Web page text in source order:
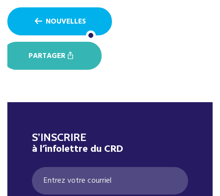
NOUVELLES
PARTAGER
S’INSCRIRE
à l’infolettre du CRD